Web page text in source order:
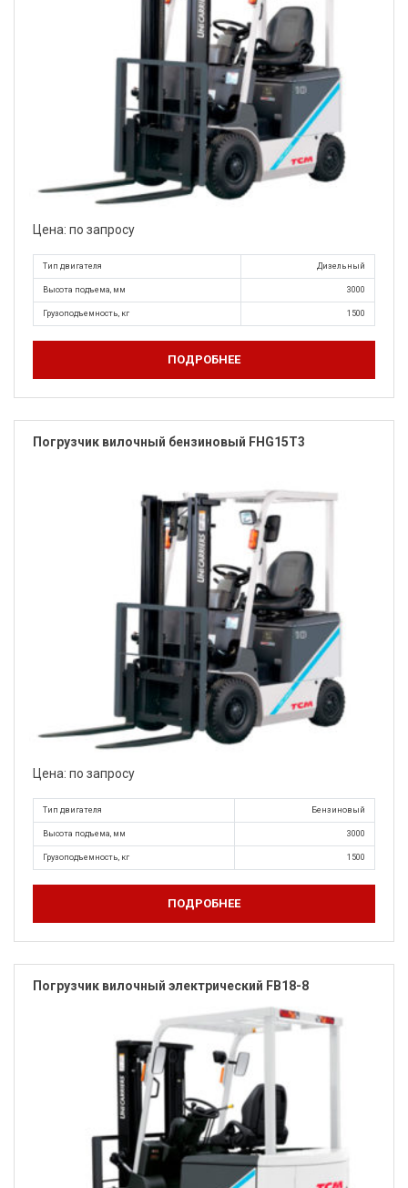
Цена: по запросу
Тип двигателя Дизельный
Высота подъема, мм 3000
Грузоподъемность, кг 1500
ПОДРОБНЕЕ
Погрузчик вилочный бензиновый FHG15T3
Цена: по запросу
Тип двигателя Бензиновый
Высота подъема, мм 3000
Грузоподъемность, кг 1500
ПОДРОБНЕЕ
Погрузчик вилочный электрический FB18-8